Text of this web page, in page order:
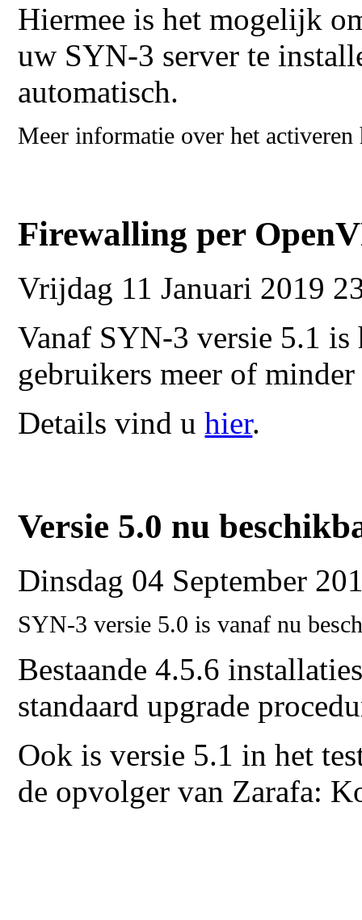
Hiermee is het mogelijk
uw SYN-3 server te
automatisch.
Meer informatie over het
Firewalling per
Vrijdag 11 Januari 2019
Vanaf SYN-3 versie 5.1
gebruikers meer of
Details vind uhier.
Versie 5.0 nu
Dinsdag 04 September
SYN-3 versie 5.0 is vanaf nu
Bestaande 4.5.6
standaard upgrade
Ook is versie 5.1 in het
de opvolger van Zarafa: